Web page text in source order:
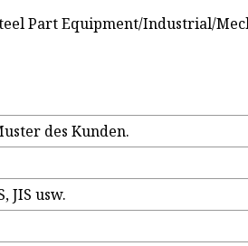
des Kunden.
JIS usw.